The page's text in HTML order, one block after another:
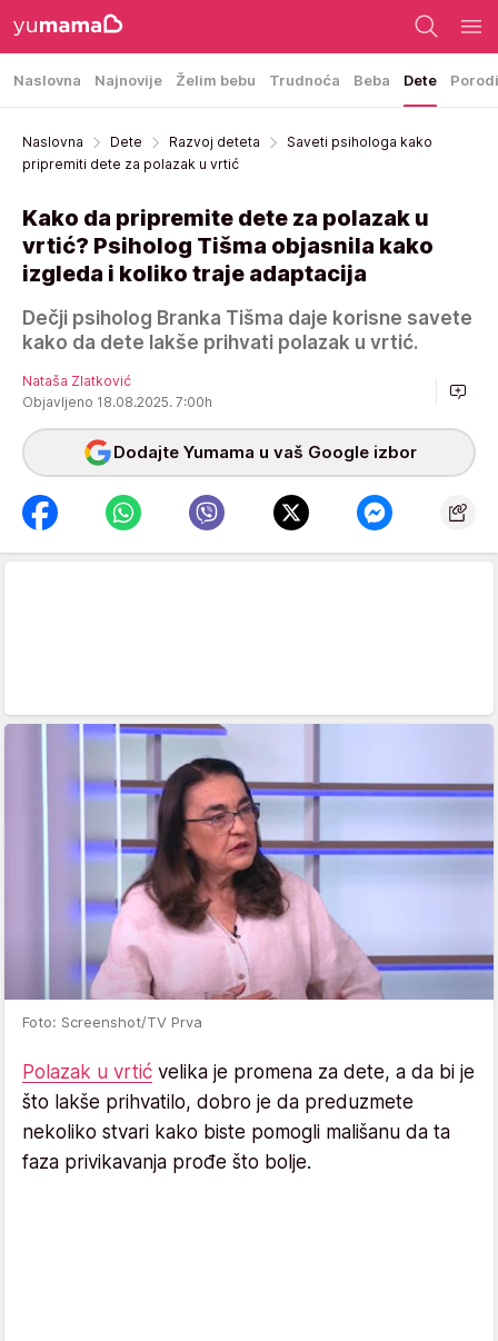
Naslovna Najnovije Želim bebu Trudnoća Beba Dete
Naslovna Dete Razvoj deteta
Saveti psihologa kako
pripremiti dete za polazak u vrtić
Kako da pripremite dete za polazak u
vrtić? Psiholog Tišma objasnila kako
izgleda i koliko traje adaptacija
Dečji psiholog Branka Tišma daje korisne savete
kako da dete lakše prihvati polazak u vrtić.
Nataša Zlatković
Objavljeno 18.08.2025. 7:00h
Dodajte Yumama u vaš Google izbor
Foto: Screenshot/TV Prva
Polazak u vrtić velika je promena za dete, a da bi je
što lakše prihvatilo, dobro je da preduzmete
nekoliko stvari kako biste pomogli mališanu da ta
faza privikavanja prođe što bolje.